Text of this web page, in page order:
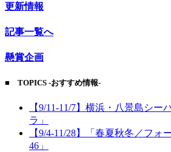
更新情報
記事一覧へ
懸賞企画
■ TOPICS -おすすめ情報-
【9/11-11/7】横浜・八景島シー
ラ」
【9/4-11/28】「春夏秋冬／フ
46」